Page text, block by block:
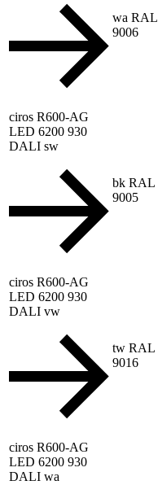
wa RAL
9006
ciros R600-AG
LED 6200 930
DALI sw
bk RAL
9005
ciros R600-AG
LED 6200 930
DALI vw
tw RAL
9016
ciros R600-AG
LED 6200 930
DALI wa